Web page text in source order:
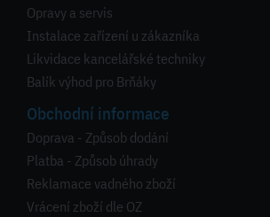
Opravy a servis
Instalace zařízení u zákazníka
Likvidace kancelářské techniky
Balík výhod pro Brňáky
Obchodní informace
Doprava - Způsob dodání
Platba - Způsob úhrady
Reklamace vadného zboží
Vrácení zboží dle OZ